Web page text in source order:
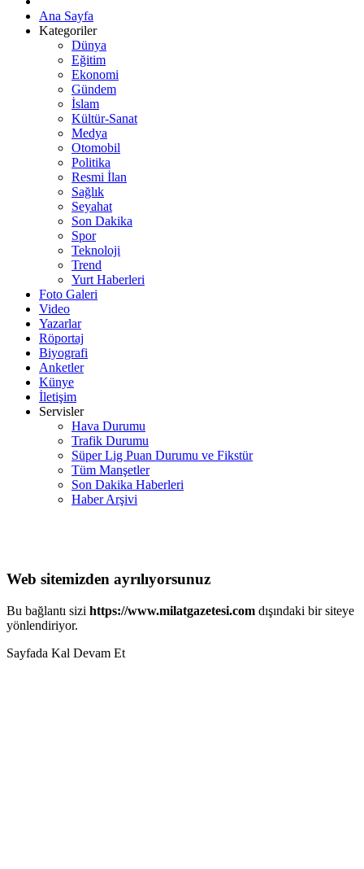
Ana Sayfa
Kategoriler
Dünya
Eğitim
Ekonomi
Gündem
İslam
Kültür-Sanat
Medya
Otomobil
Politika
Resmi İlan
Sağlık
Seyahat
Son Dakika
Spor
Teknoloji
Trend
Yurt Haberleri
Foto Galeri
Video
Yazarlar
Röportaj
Biyografi
Anketler
Künye
İletişim
Servisler
Hava Durumu
Trafik Durumu
Süper Lig Puan Durumu ve Fikstür
Tüm Manşetler
Son Dakika Haberleri
Haber Arşivi
Web sitemizden ayrılıyorsunuz
Bu bağlantı sizi https://www.milatgazetesi.com dışındaki bir siteye
yönlendiriyor.
Sayfada Kal Devam Et